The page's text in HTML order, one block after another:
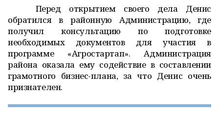
Перед открытием своего дела Денис
обратился в районную Администрацию, где
получил консультацию по подготовке
необходимых документов для участия в
программе «Агростартап». Администрация
района оказала ему содействие в составлении
грамотного бизнес-плана, за что Денис очень
признателен.